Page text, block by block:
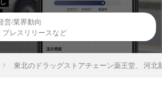
営/業界動向
プレスリリースなど
東北のドラッグストアチェーン薬王堂、 河